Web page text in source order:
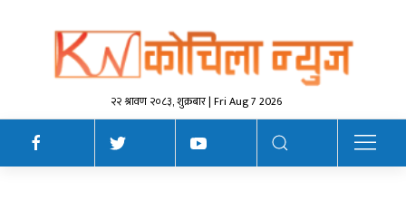
२२ श्रावण २०८३, शुक्रबार | Fri Aug 7 2026